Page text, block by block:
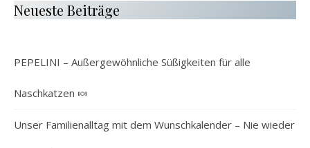
Neueste Beiträge
PEPELINI – Außergewöhnliche Süßigkeiten für alle
Naschkatzen 🍬
Unser Familienalltag mit dem Wunschkalender – Nie wieder